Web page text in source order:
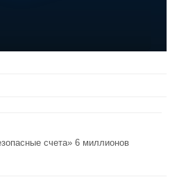
счета» 6 миллионов